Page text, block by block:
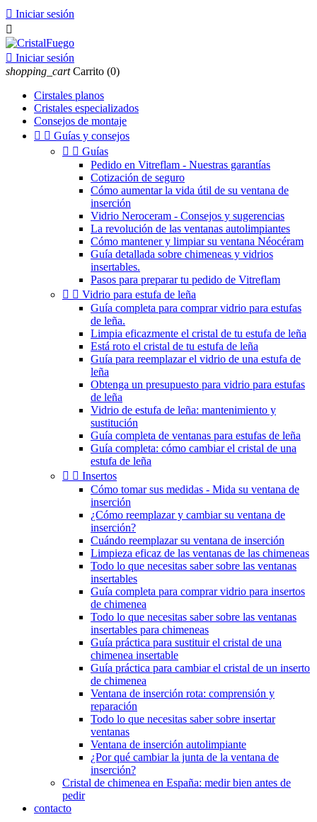
 Iniciar sesión

 Iniciar sesión
shopping_cart Carrito (0)
Cirstales planos
Cristales especializados
Consejos de montaje
  Guías y consejos
  Guías
Pedido en Vitreflam - Nuestras garantías
Cotización de seguro
Cómo aumentar la vida útil de su ventana de
inserción
Vidrio Neroceram - Consejos y sugerencias
La revolución de las ventanas autolimpiantes
Cómo mantener y limpiar su ventana Néocéram
Guía detallada sobre chimeneas y vidrios
insertables.
Pasos para preparar tu pedido de Vitreflam
  Vidrio para estufa de leña
Guía completa para comprar vidrio para estufas
de leña.
Limpia eficazmente el cristal de tu estufa de leña
Está roto el cristal de tu estufa de leña
Guía para reemplazar el vidrio de una estufa de
leña
Obtenga un presupuesto para vidrio para estufas
de leña
Vidrio de estufa de leña: mantenimiento y
sustitución
Guía completa de ventanas para estufas de leña
Guía completa: cómo cambiar el cristal de una
estufa de leña
  Insertos
Cómo tomar sus medidas - Mida su ventana de
inserción
¿Cómo reemplazar y cambiar su ventana de
inserción?
Cuándo reemplazar su ventana de inserción
Limpieza eficaz de las ventanas de las chimeneas
Todo lo que necesitas saber sobre las ventanas
insertables
Guía completa para comprar vidrio para insertos
de chimenea
Todo lo que necesitas saber sobre las ventanas
insertables para chimeneas
Guía práctica para sustituir el cristal de una
chimenea insertable
Guía práctica para cambiar el cristal de un inserto
de chimenea
Ventana de inserción rota: comprensión y
reparación
Todo lo que necesitas saber sobre insertar
ventanas
Ventana de inserción autolimpiante
¿Por qué cambiar la junta de la ventana de
inserción?
Cristal de chimenea en España: medir bien antes de
pedir
contacto